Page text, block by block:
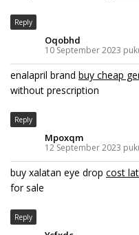
Reply
Oqobhd
10 September 2023
enalapril brand buy cheap
without prescription
Reply
Mpoxqm
12 September 2023
buy xalatan eye drop cost
for sale
Reply